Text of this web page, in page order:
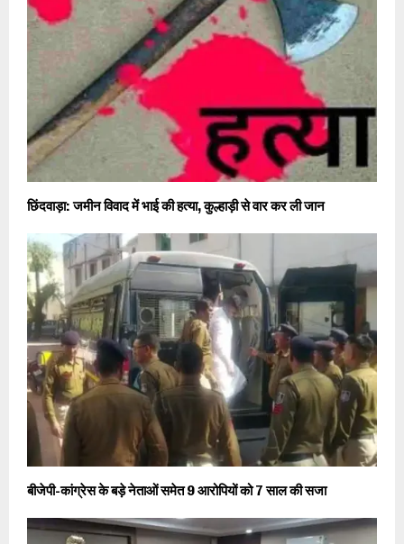
छिंदवाड़ा: जमीन विवाद में भाई की हत्या, कुल्हाड़ी से वार कर ली जान
बीजेपी-कांग्रेस के बड़े नेताओं समेत 9 आरोपियों को 7 साल की सजा